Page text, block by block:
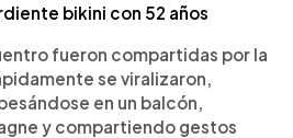
bikini con 52 años
fueron compartidas por la
se viralizaron,
en un balcón,
y compartiendo gestos